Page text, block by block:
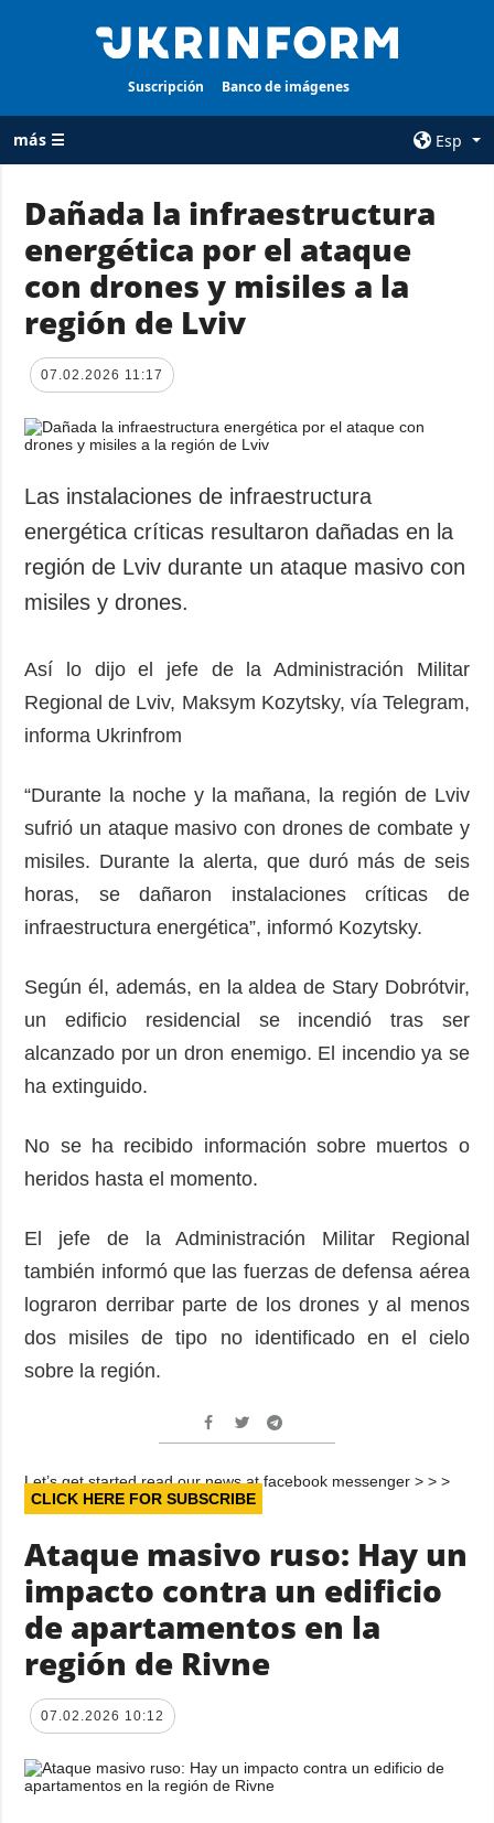
Suscripción Banco de imágenes
más ☰
Esp
TODAS LAS
CATEGORÍAS
Guerra
Reconstrucción
de Ucrania
Política
Economía
Sociedad y
Cultura
Deportes
Crimen
emergencias
AGENCIA
sobre la agencia
protección de
ADICIONAL
Podcasts
Releases
SERVICIOS
imágenes
Dañada la infraestructura
energética por el ataque
con drones y misiles a la
región de Lviv
07.02.2026 11:17
Las instalaciones de infraestructura
energética críticas resultaron dañadas en la
región de Lviv durante un ataque masivo con
misiles y drones.
Así lo dijo el jefe de la Administración Militar
Regional de Lviv, Maksym Kozytsky, vía Telegram,
informa Ukrinfrom
“Durante la noche y la mañana, la región de Lviv
sufrió un ataque masivo con drones de combate y
misiles. Durante la alerta, que duró más de seis
horas, se dañaron instalaciones críticas de
infraestructura energética”, informó Kozytsky.
Según él, además, en la aldea de Stary Dobrótvir,
un edificio residencial se incendió tras ser
alcanzado por un dron enemigo. El incendio ya se
ha extinguido.
No se ha recibido información sobre muertos o
heridos hasta el momento.
El jefe de la Administración Militar Regional
también informó que las fuerzas de defensa aérea
lograron derribar parte de los drones y al menos
dos misiles de tipo no identificado en el cielo
sobre la región.
Let’s get started read our news at facebook messenger > > >
CLICK HERE FOR SUBSCRIBE
Ataque masivo ruso: Hay un
impacto contra un edificio
de apartamentos en la
región de Rivne
07.02.2026 10:12